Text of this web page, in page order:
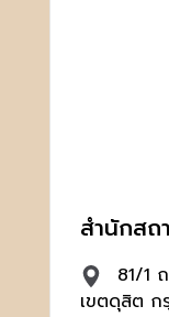
สำนักสถ
81/1
เขตดุสิต ก